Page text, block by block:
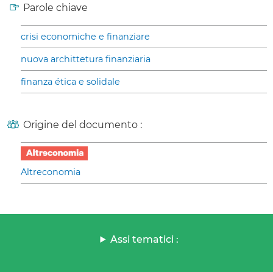
Parole chiave
crisi economiche e finanziare
nuova archittetura finanziaria
finanza ética e solidale
Origine del documento :
Altreconomia
Assi tematici :